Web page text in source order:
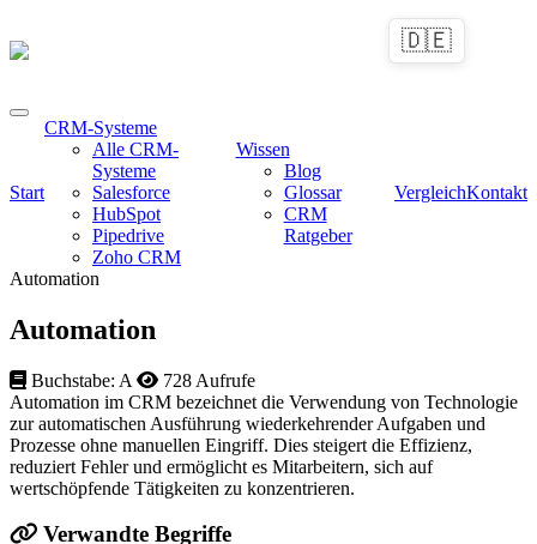
Start
CRM-Systeme
Alle CRM-
Systeme
Salesforce
HubSpot
Pipedrive
Zoho CRM
Wissen
Blog
Glossar
CRM
Ratgeber
VergleichKontakt
🇩🇪
Automation
Automation
Buchstabe: A
728 Aufrufe
Automation im CRM bezeichnet die Verwendung von Technologie
zur automatischen Ausführung wiederkehrender Aufgaben und
Prozesse ohne manuellen Eingriff. Dies steigert die Effizienz,
reduziert Fehler und ermöglicht es Mitarbeitern, sich auf
wertschöpfende Tätigkeiten zu konzentrieren.
Verwandte Begriffe